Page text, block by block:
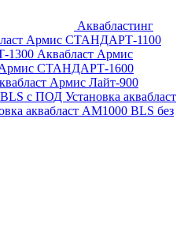
Аквабластинг
Армис СТАНДАРТ-1100
1300 Аквабласт Армис
Армис СТАНДАРТ-1600
Армис Лайт-900
BLS с ПОД Установка аквабласт
аквабласт AM1000 BLS без